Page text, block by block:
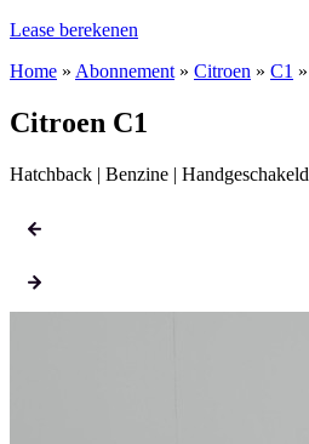
Lease berekenen
Home » Abonnement » Citroen » C1 »
Citroen C1
Hatchback | Benzine | Handgeschakeld